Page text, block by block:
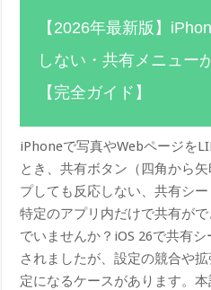
【2026年最新版】
しない・共有メニュー
【完全ガイド】
iPhoneで写真やWebページを
とき、共有ボタン（四角から
プしても反応しない、共有シ
特定のアプリ内だけで共有が
でいませんか？iOS 26で共有
されましたが、設定の競合や
定になるケースがあります。